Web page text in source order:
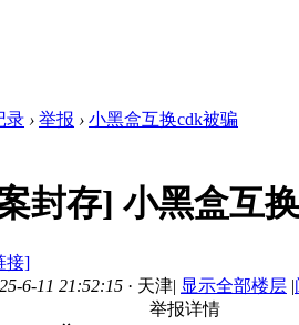
录 › 举报 › 小黑盒互换cdk被骗
封存] 小黑盒互
接]
6-11 21:52:15 · 天津| 显示全部楼层 |
举报详情